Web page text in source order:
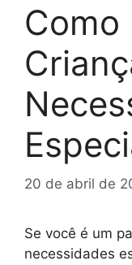
Como
20 de abril de
Se você é um
necessidades